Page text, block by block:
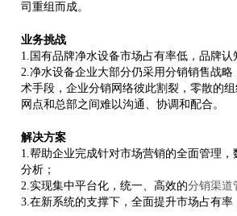
司重组而成。
业务挑战
1. 国有品牌净水设备市场占有率低，品牌认
2.净水设备企业大部分仍采用分销销售战
术手段，企业分销网络彼此割裂，零散的
网点和总部之间难以沟通、协调和配合。
解决方案
1.帮助企业完成针对市场营销的全面管理，
分析；
2.实现集中平台化，统一、高效的分销渠道
3.在新系统的支撑下，全面提升市场占有率